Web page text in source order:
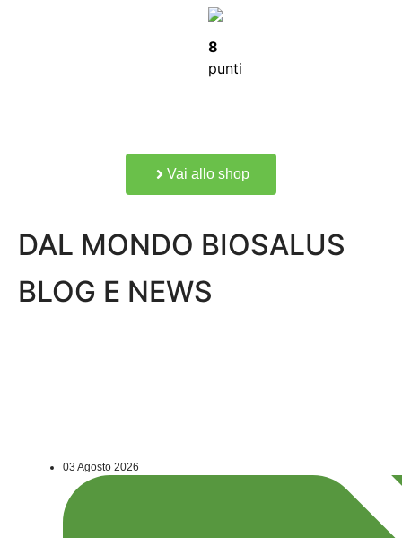
8
punti
Vai allo shop
DAL MONDO BIOSALUS
BLOG E NEWS
03 Agosto 2026